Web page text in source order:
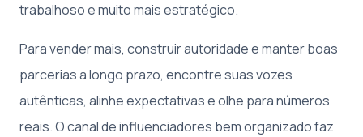
trabalhoso e muito mais estratégico.
Para vender mais, construir autoridade e manter boas
parcerias a longo prazo, encontre suas vozes
autênticas, alinhe expectativas e olhe para números
reais. O canal de influenciadores bem organizado faz